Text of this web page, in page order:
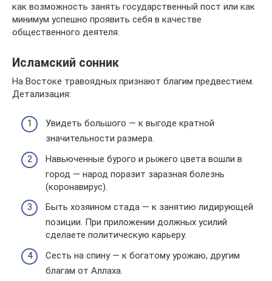
как возможность занять государственный пост или как
минимум успешно проявить себя в качестве
общественного деятеля.
Исламский сонник
На Востоке травоядных признают благим предвестием.
Детализация:
Увидеть большого — к выгоде кратной
значительности размера.
Навьюченные бурого и рыжего цвета вошли в
город — народ поразит заразная болезнь
(коронавирус).
Быть хозяином стада — к занятию лидирующей
позиции. При приложении должных усилий
сделаете политическую карьеру.
Сесть на спину — к богатому урожаю, другим
благам от Аллаха.